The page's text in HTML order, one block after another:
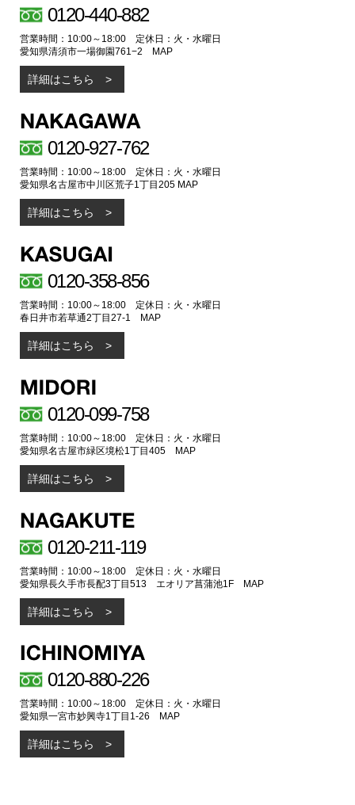
0120-440-882
営業時間：10:00～18:00 定休日：火・水曜日
愛知県清須市一場御園761−2
MAP
詳細はこちら
0120-927-762
営業時間：10:00～18:00 定休日：火・水曜日
愛知県名古屋市中川区荒子1丁目205 MAP
詳細はこちら
0120-358-856
営業時間：10:00～18:00 定休日：火・水曜日
春日井市若草通2丁目27-1 MAP
詳細はこちら
0120-099-758
営業時間：10:00～18:00 定休日：火・水曜日
愛知県名古屋市緑区境松1丁目405 MAP
詳細はこちら
0120-211-119
営業時間：10:00～18:00 定休日：火・水曜日
愛知県長久手市長配3丁目513 エオリア菖蒲池1F MAP
詳細はこちら
0120-880-226
営業時間：10:00～18:00 定休日：火・水曜日
愛知県一宮市妙興寺1丁目1-26
MAP
詳細はこちら